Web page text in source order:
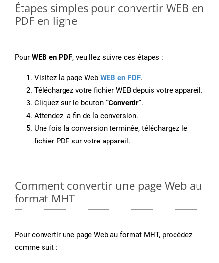
Étapes simples pour convertir WEB en
PDF en ligne
Pour WEB en PDF, veuillez suivre ces étapes :
Visitez la page Web WEB en PDF.
Téléchargez votre fichier WEB depuis votre appareil.
Cliquez sur le bouton “Convertir”.
Attendez la fin de la conversion.
Une fois la conversion terminée, téléchargez le
fichier PDF sur votre appareil.
Comment convertir une page Web au
format MHT
Pour convertir une page Web au format MHT, procédez
comme suit :